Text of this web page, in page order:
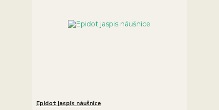
Epidot jaspis náušnice